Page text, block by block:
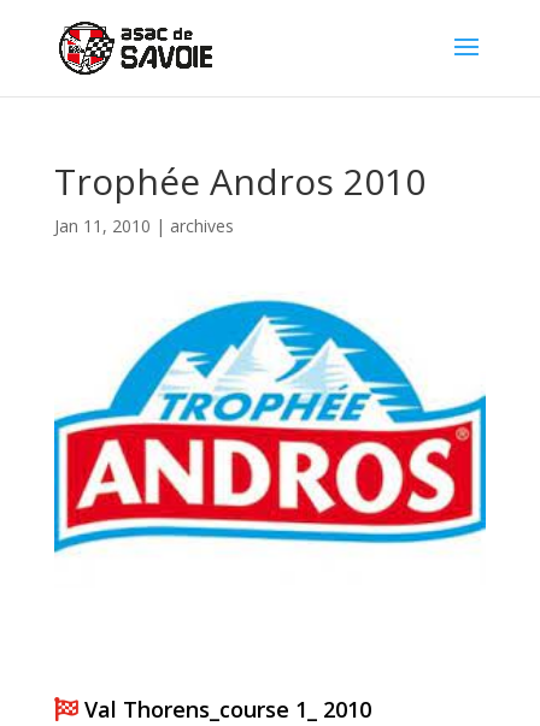
Trophée Andros 2010
Jan 11, 2010 | archives
 Val Thorens_course 1_ 2010